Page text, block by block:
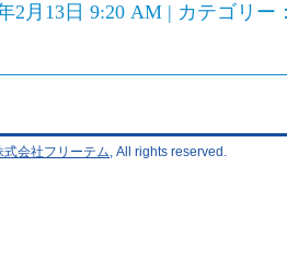
2月13日 9:20 AM | カテゴリー
式会社フリーテム, All rights reserved.